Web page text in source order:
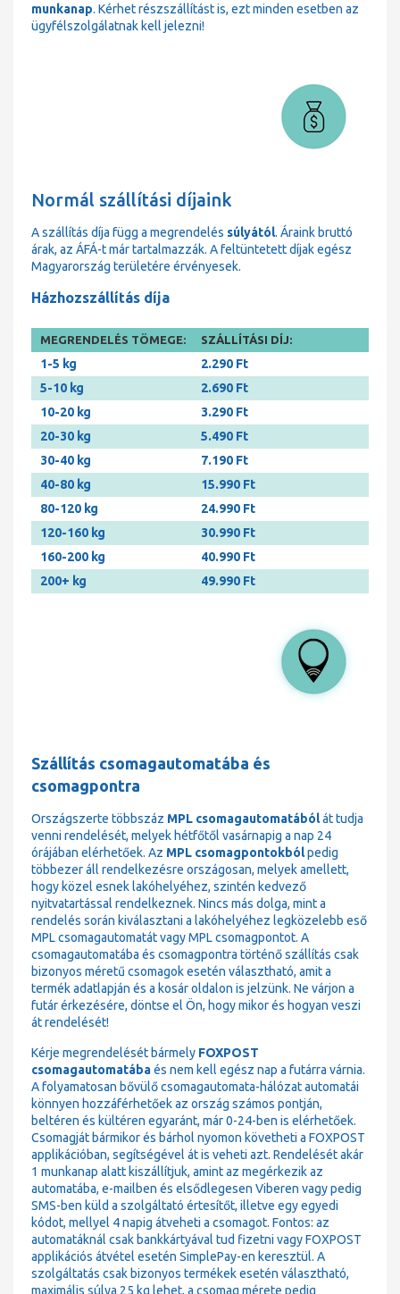
munkanap. Kérhet részszállítást is, ezt minden esetben az
ügyfélszolgálatnak kell jelezni!
Normál szállítási díjaink
A szállítás díja függ a megrendelés súlyától. Áraink bruttó
árak, az ÁFÁ-t már tartalmazzák. A feltüntetett díjak egész
Magyarország területére érvényesek.
Házhozszállítás díja
MEGRENDELÉS TÖMEGE: SZÁLLÍTÁSI DÍJ:
1-5 kg
2.290 Ft
5-10 kg
2.690 Ft
10-20 kg
3.290 Ft
20-30 kg
5.490 Ft
30-40 kg
7.190 Ft
40-80 kg
15.990 Ft
80-120 kg
24.990 Ft
120-160 kg
30.990 Ft
160-200 kg
40.990 Ft
200+ kg
49.990 Ft
Szállítás csomagautomatába és
csomagpontra
Országszerte többszáz MPL csomagautomatábólát tudja
venni rendelését, melyek hétfőtől vasárnapig a nap 24
órájában elérhetőek. Az MPL csomagpontokbólpedig
többezer áll rendelkezésre országosan, melyek amellett,
hogy közel esnek lakóhelyéhez, szintén kedvező
nyitvatartással rendelkeznek. Nincs más dolga, mint a
rendelés során kiválasztani a lakóhelyéhez legközelebb eső
MPL csomagautomatát vagy MPL csomagpontot. A
csomagautomatába és csomagpontra történő szállítás csak
bizonyos méretű csomagok esetén választható, amit a
termék adatlapján és a kosár oldalon is jelzünk. Ne várjon a
futár érkezésére, döntse el Ön, hogy mikor és hogyan veszi
át rendelését!
Kérje megrendelését bármely FOXPOST
csomagautomatábaés nem kell egész nap a futárra várnia.
A folyamatosan bővülő csomagautomata-hálózat automatái
könnyen hozzáférhetőek az ország számos pontján,
beltéren és kültéren egyaránt, már 0-24-ben is elérhetőek.
Csomagját bármikor és bárhol nyomon követheti a FOXPOST
applikációban, segítségével át is veheti azt. Rendelését akár
1 munkanap alatt kiszállítjuk, amint az megérkezik az
automatába, e-mailben és elsődlegesen Viberen vagy pedig
SMS-ben küld a szolgáltató értesítőt, illetve egy egyedi
kódot, mellyel 4 napig átveheti a csomagot. Fontos: az
automatáknál csak bankkártyával tud fizetni vagy FOXPOST
applikációs átvétel esetén SimplePay-en keresztül. A
szolgáltatás csak bizonyos termékek esetén választható,
maximális súlya 25 kg lehet, a csomag mérete pedig